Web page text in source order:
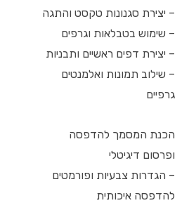
– יצירת סגנונות טקסט והתגה
– שימוש בטבלאות וגרפים
– יצירת דפים ראשיים ותבניות
– שילוב תמונות ואלמנטים
גרפיים
הכנת המסמך להדפסה
ופרסום דיגיטלי
– הגדרות צבעיות ופורמטים
להדפסה איכותית